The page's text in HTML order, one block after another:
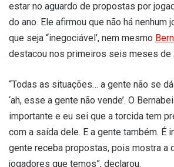
estar no aguardo de propostas por
do ano. Ele afirmou que não há nenhum
que seja “inegociável’, nem mesmo
destacou nos primeiros seis meses de
“Todas as situações… a gente não se
‘ah, esse a gente não vende’. O
importante e eu sei que a torcida tem
com a saída dele. E a gente também. É
gente receba propostas, pois mostra a
jogadores que temos”, declarou.